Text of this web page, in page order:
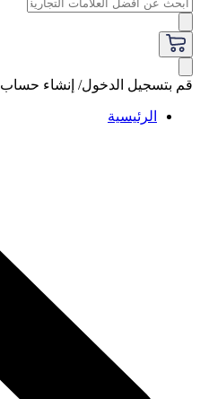
قم بتسجيل الدخول/ إنشاء حساب
الرئيسية